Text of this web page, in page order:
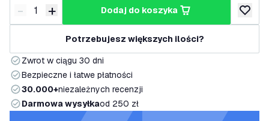
Zmniejsz ilość
- Zwiększ ilość
+ dodaj do koszyka
dodaj
Potrzebujesz większych ilości?
Zwrot w ciągu 30 dni
Bezpieczne i łatwe płatności
30.000+niezależnych recenzji
Darmowa wysyłkaod 250 zł